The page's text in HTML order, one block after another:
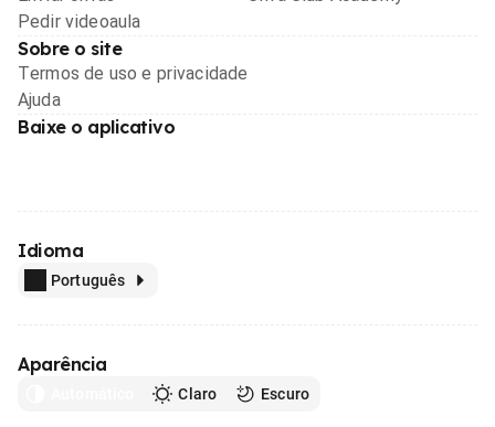
Pedir videoaula
Sobre o site
Termos de uso e privacidade
Ajuda
Baixe o aplicativo
Idioma
Português
Aparência
Claro Escuro